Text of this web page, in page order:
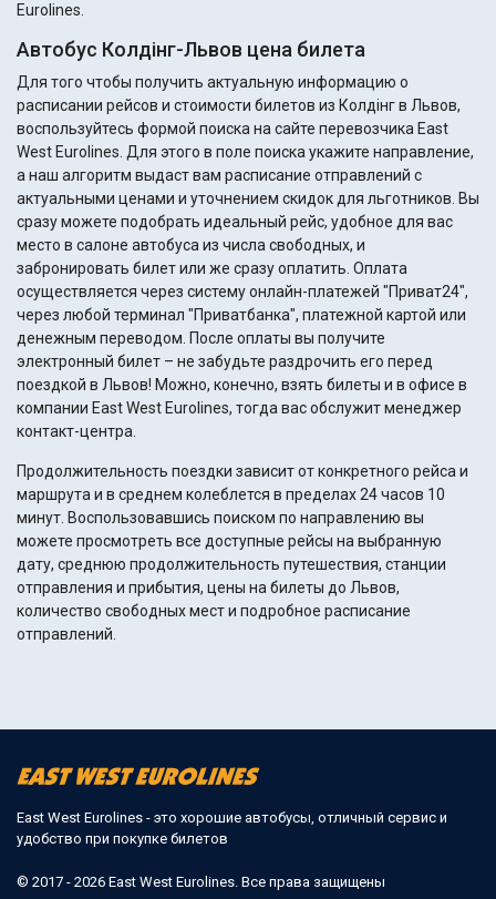
Eurolines.
Автобус Колдінг-Львов цена билета
Для того чтобы получить актуальную информацию о
расписании рейсов и стоимости билетов из Колдінг в Львов,
воспользуйтесь формой поиска на сайте перевозчика East
West Eurolines. Для этого в поле поиска укажите направление,
а наш алгоритм выдаст вам расписание отправлений с
актуальными ценами и уточнением скидок для льготников. Вы
сразу можете подобрать идеальный рейс, удобное для вас
место в салоне автобуса из числа свободных, и
забронировать билет или же сразу оплатить. Оплата
осуществляется через систему онлайн-платежей "Приват24",
через любой терминал "Приватбанка", платежной картой или
денежным переводом. После оплаты вы получите
электронный билет – не забудьте раздрочить его перед
поездкой в Львов! Можно, конечно, взять билеты и в офисе в
компании East West Eurolines, тогда вас обслужит менеджер
контакт-центра.
Продолжительность поездки зависит от конкретного рейса и
маршрута и в среднем колеблется в пределах 24 часов 10
минут. Воспользовавшись поиском по направлению вы
можете просмотреть все доступные рейсы на выбранную
дату, среднюю продолжительность путешествия, станции
отправления и прибытия, цены на билеты до Львов,
количество свободных мест и подробное расписание
отправлений.
East West Eurolines - это хорошие автобусы, отличный сервис и
удобство при покупке билетов
© 2017 - 2026 East West Eurolines. Все права защищены